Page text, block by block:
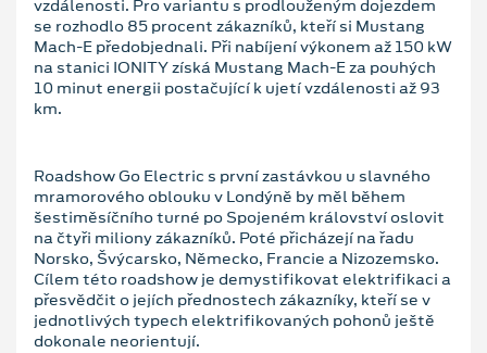
vzdálenosti. Pro variantu s prodlouženým dojezdem
se rozhodlo 85 procent zákazníků, kteří si Mustang
Mach-E předobjednali. Při nabíjení výkonem až 150 kW
na stanici IONITY získá Mustang Mach-E za pouhých
10 minut energii postačující k ujetí vzdálenosti až 93
km.
Roadshow Go Electric s první zastávkou u slavného
mramorového oblouku v Londýně by měl během
šestiměsíčního turné po Spojeném království oslovit
na čtyři miliony zákazníků. Poté přicházejí na řadu
Norsko, Švýcarsko, Německo, Francie a Nizozemsko.
Cílem této roadshow je demystifikovat elektrifikaci a
přesvědčit o jejích přednostech zákazníky, kteří se v
jednotlivých typech elektrifikovaných pohonů ještě
dokonale neorientují.